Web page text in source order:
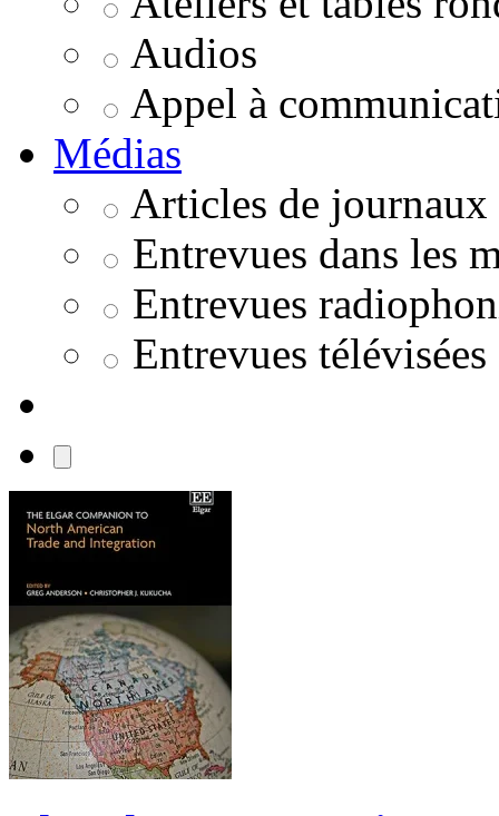
Audios
Appel à
Médias
Articles de journaux
Entrevues dans les
Entrevues
Entrevues télévisées